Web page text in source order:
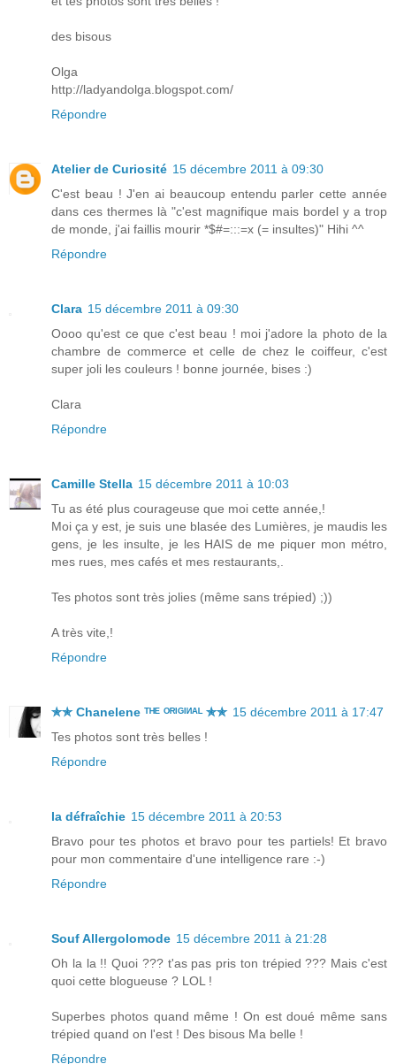
des bisous
Olga
http://ladyandolga.blogspot.com/
Répondre
Atelier de Curiosité 15 décembre 2011 à 09:30
C'est beau ! J'en ai beaucoup entendu parler cette année
dans ces thermes là "c'est magnifique mais bordel y a trop
de monde, j'ai faillis mourir *$#=:::=x (= insultes)" Hihi ^^
Répondre
Clara 15 décembre 2011 à 09:30
Oooo qu'est ce que c'est beau ! moi j'adore la photo de la
chambre de commerce et celle de chez le coiffeur, c'est
super joli les couleurs ! bonne journée, bises :)
Clara
Répondre
Camille Stella 15 décembre 2011 à 10:03
Tu as été plus courageuse que moi cette année,!
Moi ça y est, je suis une blasée des Lumières, je maudis les
gens, je les insulte, je les HAIS de me piquer mon métro,
mes rues, mes cafés et mes restaurants,.
Tes photos sont très jolies (même sans trépied) ;))
A très vite,!
Répondre
✯✯ Chanelene ᵀᴴᴱ ᴼᴿᴵᴳᴵᴻᴬᴸ ✯✯ 15 décembre 2011 à 17:47
Tes photos sont très belles !
Répondre
la défraîchie 15 décembre 2011 à 20:53
Bravo pour tes photos et bravo pour tes partiels! Et bravo
pour mon commentaire d'une intelligence rare :-)
Répondre
Souf Allergolomode 15 décembre 2011 à 21:28
Oh la la !! Quoi ??? t'as pas pris ton trépied ??? Mais c'est
quoi cette blogueuse ? LOL !
Superbes photos quand même ! On est doué même sans
trépied quand on l'est ! Des bisous Ma belle !
Répondre